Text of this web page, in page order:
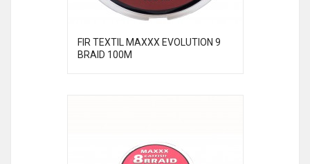
FIR TEXTIL MAXXX EVOLUTION 9
BRAID 100M